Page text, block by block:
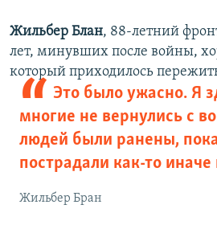
Жильбер Блан, 88-летний
лет, минувших после войны,
который приходилось
Это было ужасно. Я
многие не вернулись с
людей были ранены,
пострадали как-то
Жильбер Бран